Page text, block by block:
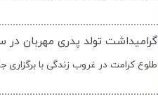
گرامیداشت تولد پدری مهربان در
طلوع کرامت در غروب زندگی با برگزاری